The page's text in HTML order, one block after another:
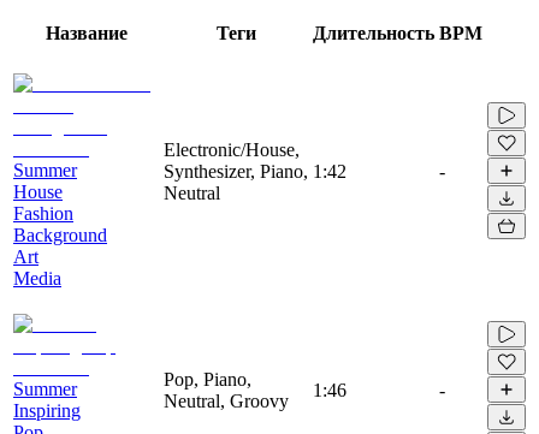
Название Теги Длительность BPM
Summer
House
Fashion
Background
Art
Media
Electronic/House,
Synthesizer, Piano,
Neutral
1:42 -
Summer
Inspiring
Pop, Piano,
Neutral, Groovy
1:46 -